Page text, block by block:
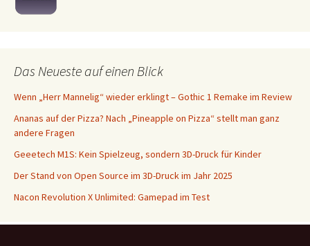
Das Neueste auf einen Blick
Wenn „Herr Mannelig“ wieder erklingt – Gothic 1 Remake im Review
Ananas auf der Pizza? Nach „Pineapple on Pizza“ stellt man ganz
andere Fragen
Geeetech M1S: Kein Spielzeug, sondern 3D-Druck für Kinder
Der Stand von Open Source im 3D-Druck im Jahr 2025
Nacon Revolution X Unlimited: Gamepad im Test